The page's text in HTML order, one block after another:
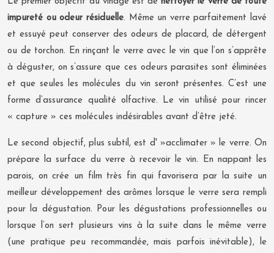
impureté ou odeur résiduelle. Même un verre parfaitement lavé
et essuyé peut conserver des odeurs de placard, de détergent
ou de torchon. En rinçant le verre avec le vin que l’on s’apprête
à déguster, on s’assure que ces odeurs parasites sont éliminées
et que seules les molécules du vin seront présentes. C’est une
forme d’assurance qualité olfactive. Le vin utilisé pour rincer
« capture » ces molécules indésirables avant d’être jeté.
Le second objectif, plus subtil, est d' »acclimater » le verre. On
prépare la surface du verre à recevoir le vin. En nappant les
parois, on crée un film très fin qui favorisera par la suite un
meilleur développement des arômes lorsque le verre sera rempli
pour la dégustation. Pour les dégustations professionnelles ou
lorsque l’on sert plusieurs vins à la suite dans le même verre
(une pratique peu recommandée, mais parfois inévitable), le